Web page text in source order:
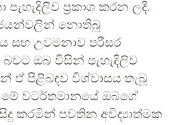
ප්‍රකාශ කරන ලදී.
නොතිබූ
සහ උවමනාව පරිසර
ඔබ විසින් පැහැදිලිව
ඒ පිළිබඳව විශ්වාසය තැබූ
වටර්තමානයේ ඔබගේ
කරමින් පවතින අවිද්‍යාත්මක